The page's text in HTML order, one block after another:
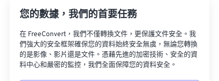
您的數據，我們的首要任務
在 FreeConvert，我們不僅轉換文件，更保護文件安全。我
們強大的安全框架確保您的資料始終安全無虞，無論您轉換
的是影像、影片還是文件。憑藉先進的加密技術、安全的資
料中心和嚴密的監控，我們全面保障您的資料安全。